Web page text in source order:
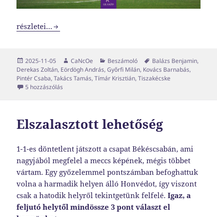
Murphy lecsapott
részletei…
Közzétéve
2025-11-05 Szerző
CaNcOe Kategória
Beszámoló Címke
Balázs Benjamin,
Derekas Zoltán, Eördögh András,Győrfi Milán, Kovács Barnabás,
Pintér Csaba,Takács Tamás,Tímár Krisztián,Tiszakécske
5 hozzászólás
Elszalasztott lehetőség
1-1-es döntetlent játszott a csapat Békéscsabán, ami
nagyjából megfelel a meccs képének, mégis többet
vártam. Egy győzelemmel pontszámban befoghattuk
volna a harmadik helyen álló Honvédot, így viszont
csak a hatodik helyről tekintgetünk felfelé.Igaz, a
feljutó helytől mindössze 3 pont választ el